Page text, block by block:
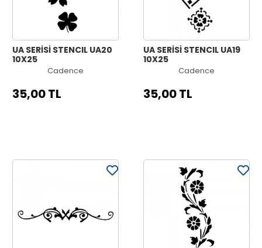
UA SERİSİ STENCIL UA20
10X25
Cadence
35,00 TL
UA SERİSİ STENCIL UA19
10X25
Cadence
35,00 TL